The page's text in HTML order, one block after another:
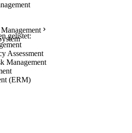
gelistet:
Assessment
Management
(ERM)